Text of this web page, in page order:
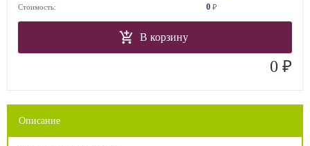
Стоимость:
0 ₽
В корзину
0 ₽
Описание